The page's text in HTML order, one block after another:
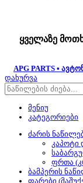
ყველაზე
APG PARTS •
დახურვა
მენიუ
კატეგორიები
ძარის
კაპოტი
ფრთა
ბამპერის
ფარები